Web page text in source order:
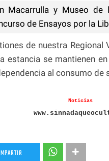
Macarrulla y Museo de
de Ensayos por la
de nuestra Regional
estancia se mantienen
al consumo de
Noticias